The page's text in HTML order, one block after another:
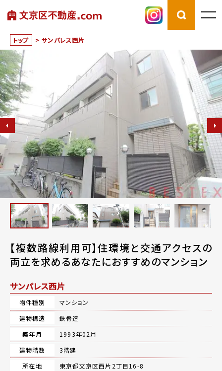
トップ > サンパレス西片
【複数路線利用可】住環境と交通アクセスの
両立を求めるあなたにおすすめのマンション
サンパレス西片
物件種別
マンション
建物構造
鉄骨造
築年月
1993年02月
建物階数
3階建
所在地
東京都文京区西片2丁目16-8